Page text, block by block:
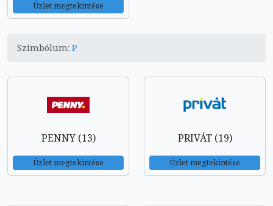
Üzlet megtekintése
Szimbólum: P
PENNY (13)
Üzlet megtekintése
PRIVÁT (19)
Üzlet megtekintése